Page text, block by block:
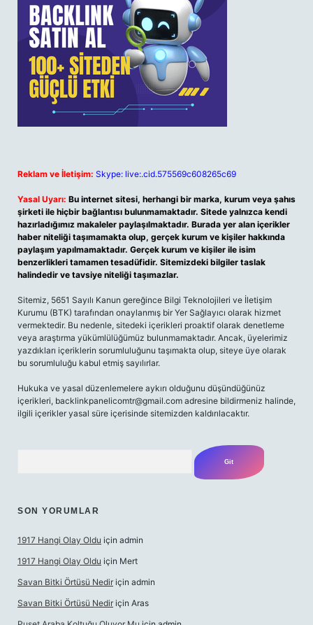
Reklam ve İletişim: Skype: live:.cid.575569c608265c69
Yasal Uyarı: Bu internet sitesi, herhangi bir marka, kurum veya şahıs
şirketi ile hiçbir bağlantısı bulunmamaktadır. Sitede yalnızca kendi
hazırladığımız makaleler paylaşılmaktadır. Burada yer alan içerikler
haber niteliği taşımamakta olup, gerçek kurum ve kişiler hakkında
paylaşım yapılmamaktadır. Gerçek kurum ve kişiler ile isim
benzerlikleri tamamen tesadüfidir. Sitemizdeki bilgiler taslak
halindedir ve tavsiye niteliği taşımazlar.
Sitemiz, 5651 Sayılı Kanun gereğince Bilgi Teknolojileri ve İletişim
Kurumu (BTK) tarafından onaylanmış bir Yer Sağlayıcı olarak hizmet
vermektedir. Bu nedenle, sitedeki içerikleri proaktif olarak denetleme
veya araştırma yükümlülüğümüz bulunmamaktadır. Ancak, üyelerimiz
yazdıkları içeriklerin sorumluluğunu taşımakta olup, siteye üye olarak
bu sorumluluğu kabul etmiş sayılırlar.
Hukuka ve yasal düzenlemelere aykırı olduğunu düşündüğünüz
içerikleri, backlinkpanelicomtr@gmail.com adresine bildirmeniz halinde,
ilgili içerikler yasal süre içerisinde sitemizden kaldırılacaktır.
SON YORUMLAR
1917 Hangi Olay Oldu için admin
1917 Hangi Olay Oldu için Mert
Savan Bitki Örtüsü Nedir için admin
Savan Bitki Örtüsü Nedir için Aras